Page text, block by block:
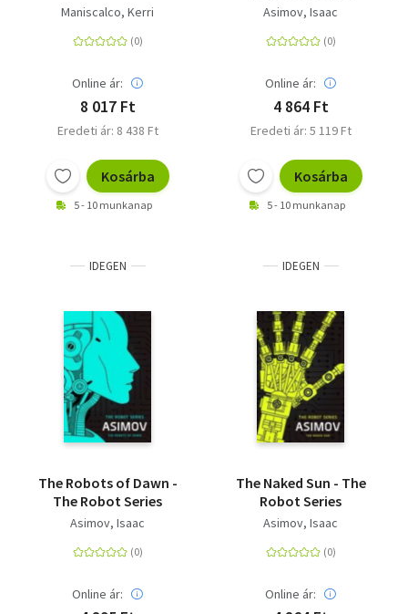
Maniscalco, Kerri
Online ár:
8 017 Ft
Eredeti ár: 8 438 Ft
Kosárba
5 - 10 munkanap
Asimov, Isaac
Online ár:
4 864 Ft
Eredeti ár: 5 119 Ft
Kosárba
5 - 10 munkanap
IDEGEN
The Robots of Dawn -
The Robot Series
Asimov, Isaac
Online ár:
IDEGEN
The Naked Sun - The
Robot Series
Asimov, Isaac
Online ár: